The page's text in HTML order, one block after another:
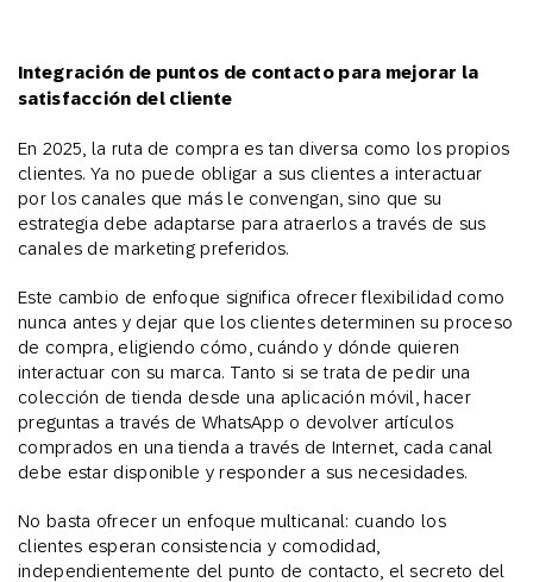
Integración de puntos de contacto para mejorar la
satisfacción del cliente
En 2025, la ruta de compra es tan diversa como los propios
clientes. Ya no puede obligar a sus clientes a interactuar
por los canales que más le convengan, sino que su
estrategia debe adaptarse para atraerlos a través de sus
canales de marketing preferidos.
Este cambio de enfoque significa ofrecer flexibilidad como
nunca antes y dejar que los clientes determinen su proceso
de compra, eligiendo cómo, cuándo y dónde quieren
interactuar con su marca. Tanto si se trata de pedir una
colección de tienda desde una aplicación móvil, hacer
preguntas a través de WhatsApp o devolver artículos
comprados en una tienda a través de Internet, cada canal
debe estar disponible y responder a sus necesidades.
No basta ofrecer un enfoque multicanal: cuando los
clientes esperan consistencia y comodidad,
independientemente del punto de contacto, el secreto del